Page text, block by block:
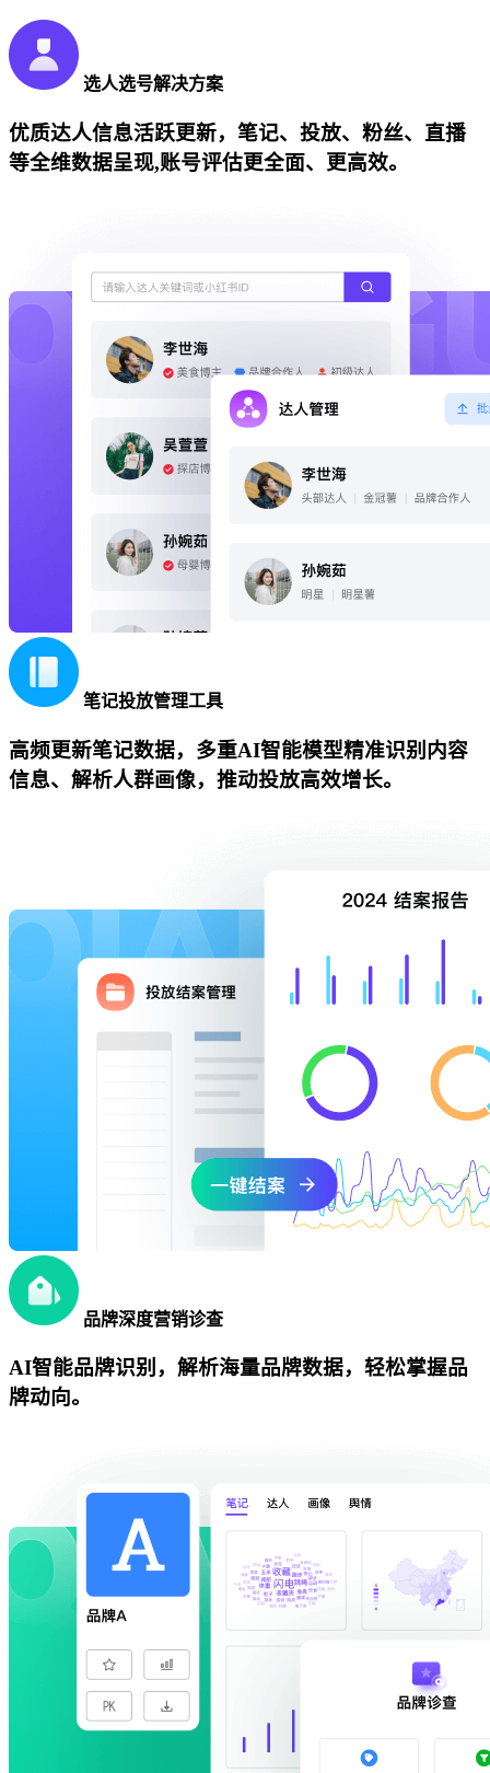
选人选号解决方案
优质达人信息活跃更新，笔记、投放、粉丝、直播
等全维数据呈现,账号评估更全面、更高效。
笔记投放管理工具
高频更新笔记数据，多重AI智能模型精准识别内容
信息、解析人群画像，推动投放高效增长。
品牌深度营销诊查
AI智能品牌识别，解析海量品牌数据，轻松掌握品
牌动向。